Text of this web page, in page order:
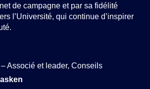
de campagne et par sa fidélité
l’Université, qui continue d’inspirer
Associé et leader, Conseils